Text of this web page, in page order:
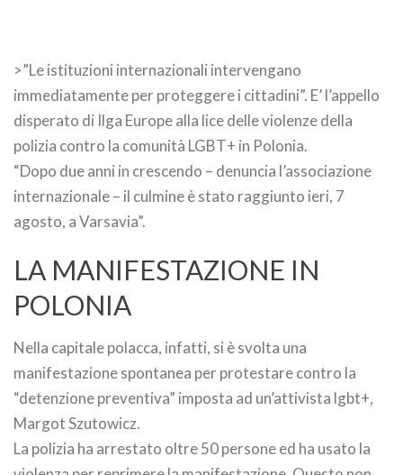
>”Le istituzioni internazionali intervengano
immediatamente per proteggere i cittadini”. E’ l’appello
disperato di Ilga Europe alla lice delle violenze della
polizia contro la comunità LGBT+ in Polonia.
“Dopo due anni in crescendo – denuncia l’associazione
internazionale – il culmine è stato raggiunto ieri, 7
agosto, a Varsavia”.
LA MANIFESTAZIONE IN
POLONIA
Nella capitale polacca, infatti, si è svolta una
manifestazione spontanea per protestare contro la
“detenzione preventiva” imposta ad un’attivista lgbt+,
Margot Szutowicz.
La polizia ha arrestato oltre 50 persone ed ha usato la